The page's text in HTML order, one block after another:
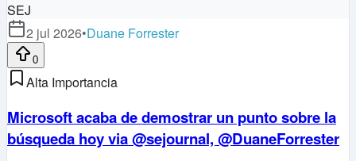
SEJ
2 jul 2026•Duane Forrester
0
Alta Importancia
Microsoft acaba de demostrar un punto sobre la
búsqueda hoy via @sejournal, @DuaneForrester